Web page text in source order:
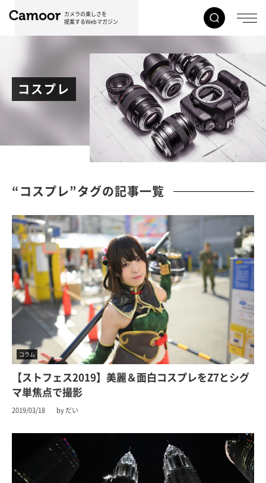
カメラの楽しさを
提案するWebマガジン
コスプレ
“コスプレ”タグの記事一覧
コラム
【ストフェス2019】美麗＆面白コスプレをZ7とシグ
マ単焦点で撮影
2019/03/18 by だい